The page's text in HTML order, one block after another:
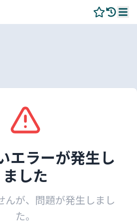
エラーが発生し
ました
んが、問題が発生しまし
た。